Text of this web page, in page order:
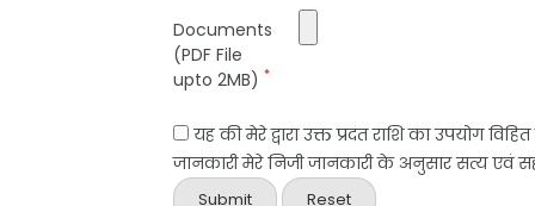
Documents
(PDF File
upto 2MB) *
यह की मेरे द्वारा उक्त प्रदत राशि का उपयोग
जानकारी मेरे निजी जानकारी के अनुसार सत्य एवं